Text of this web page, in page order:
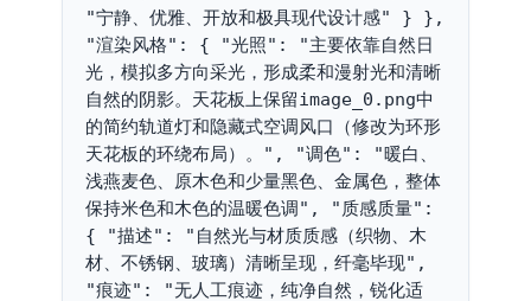
"宁静、优雅、开放和极具现代设计感" } },
"渲染风格": { "光照": "主要依靠自然日
光，模拟多方向采光，形成柔和漫射光和清晰
自然的阴影。天花板上保留image_0.png中
的简约轨道灯和隐藏式空调风口（修改为环形
天花板的环绕布局）。", "调色": "暖白、
浅燕麦色、原木色和少量黑色、金属色，整体
保持米色和木色的温暖色调", "质感质量":
{ "描述": "自然光与材质质感（织物、木
材、不锈钢、玻璃）清晰呈现，纤毫毕现",
"痕迹": "无人工痕迹，纯净自然，锐化适